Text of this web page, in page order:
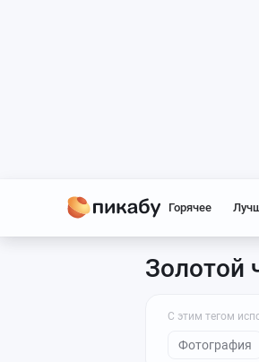
Горячее
Золотой
С этим тегом
Фотография